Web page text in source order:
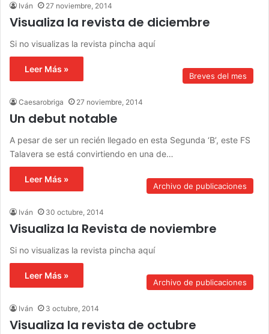
Iván 27 noviembre, 2014
Visualiza la revista de diciembre
Si no visualizas la revista pincha aquí
Leer Más »
Breves del mes
Caesarobriga 27 noviembre, 2014
Un debut notable
A pesar de ser un recién llegado en esta Segunda ‘B’, este FS
Talavera se está convirtiendo en una de…
Leer Más »
Archivo de publicaciones
Iván 30 octubre, 2014
Visualiza la Revista de noviembre
Si no visualizas la revista pincha aquí
Leer Más »
Archivo de publicaciones
Iván 3 octubre, 2014
Visualiza la revista de octubre